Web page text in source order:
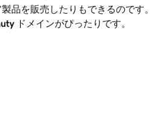
品を販売したりもできるのです
ドメインがぴったりです。